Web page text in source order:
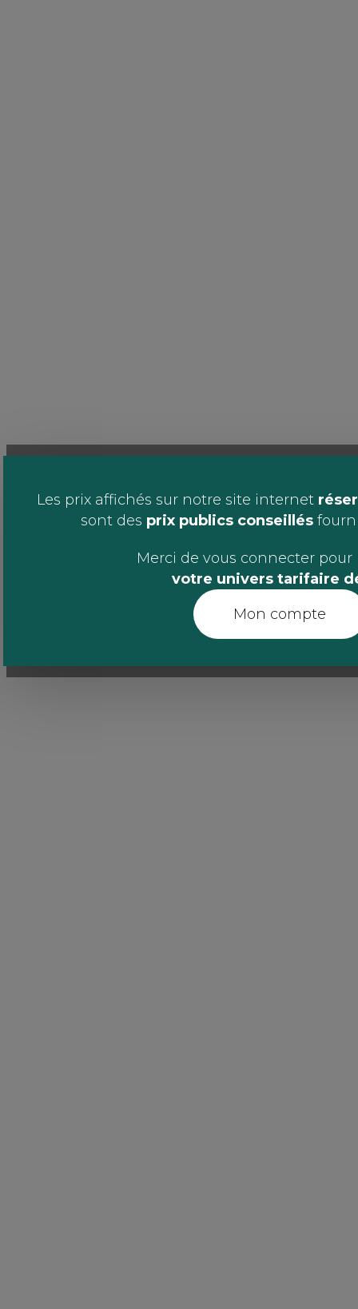
Les prix affichés sur notre site internet
sont des prix publics conseillés
Merci de vous connecter pour
votre univers tarifaire
Mon compte